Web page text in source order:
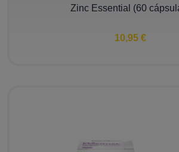
Zinc Essential (60
10,95 €